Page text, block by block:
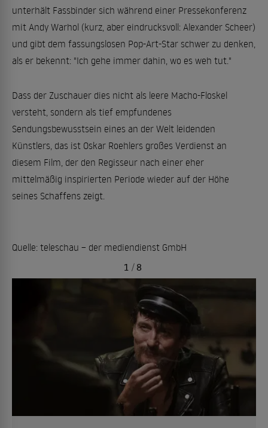
unterhält Fassbinder sich während einer Pressekonferenz
mit Andy Warhol (kurz, aber eindrucksvoll: Alexander Scheer)
und gibt dem fassungslosen Pop-Art-Star schwer zu denken,
als er bekennt: "Ich gehe immer dahin, wo es weh tut."
Dass der Zuschauer dies nicht als leere Macho-Floskel
versteht, sondern als tief empfundenes
Sendungsbewusstsein eines an der Welt leidenden
Künstlers, das ist Oskar Roehlers großes Verdienst an
diesem Film, der den Regisseur nach einer eher
mittelmäßig inspirierten Periode wieder auf der Höhe
seines Schaffens zeigt.
Quelle: teleschau – der mediendienst GmbH
1 / 8